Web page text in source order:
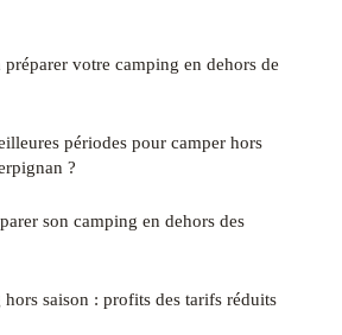
votre camping en dehors de
périodes pour camper hors
?
son camping en dehors des
saison : profits des tarifs réduits